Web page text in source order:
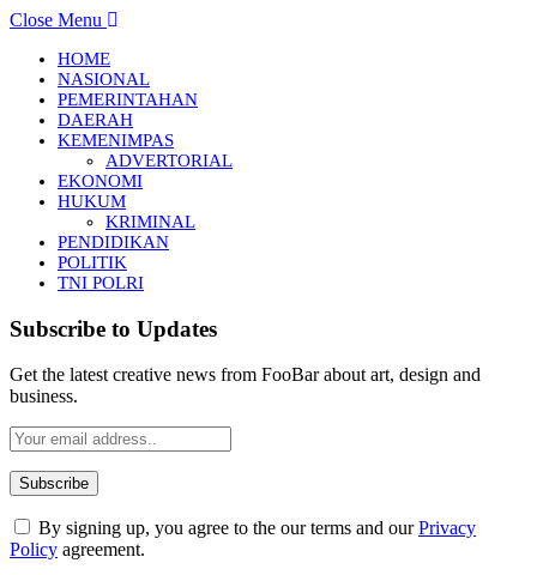
Close Menu
HOME
NASIONAL
PEMERINTAHAN
DAERAH
KEMENIMPAS
ADVERTORIAL
EKONOMI
HUKUM
KRIMINAL
PENDIDIKAN
POLITIK
TNI POLRI
Subscribe to Updates
Get the latest creative news from FooBar about art, design and
business.
By signing up, you agree to the our terms and ourPrivacy
Policy agreement.